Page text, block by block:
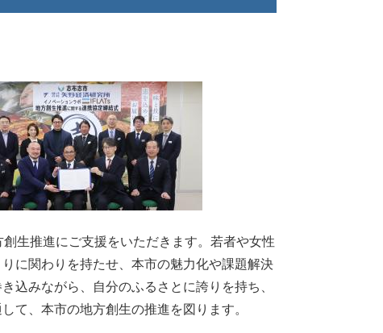
生推進にご支援をいただきます。若者や女性
に関わりを持たせ、本市の魅力化や課題解決
込みながら、自分のふるさとに誇りを持ち、
て、本市の地方創生の推進を図ります。